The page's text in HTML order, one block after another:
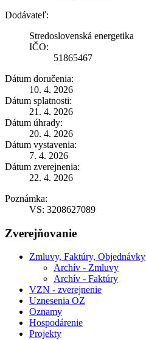
Dodávateľ:
Stredoslovenská energetika
IČO:
51865467
Dátum doručenia:
10. 4. 2026
Dátum splatnosti:
21. 4. 2026
Dátum úhrady:
20. 4. 2026
Dátum vystavenia:
7. 4. 2026
Dátum zverejnenia:
22. 4. 2026
Poznámka:
VS: 3208627089
Zverejňovanie
Zmluvy, Faktúry, Objednávky
Archív - Zmluvy
Archív - Faktúry
VZN - zverejnenie
Uznesenia OZ
Oznamy
Hospodárenie
Projekty